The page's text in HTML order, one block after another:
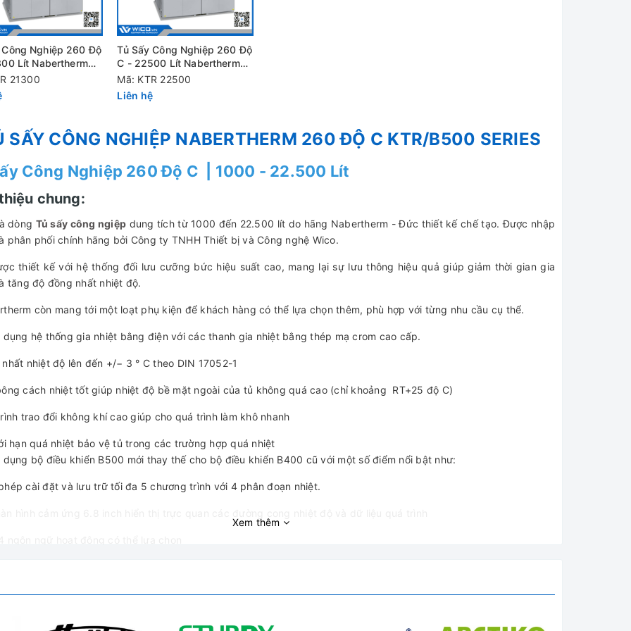
Công Nghiệp 260 Độ
Lít Nabertherm
/B500
21300
Tủ Sấy Công Nghiệp 260 Độ
C - 22500 Lít Nabertherm
KTR 22500/B500
Mã: KTR 22500
Liên hệ
SẤY CÔNG NGHIỆP NABERTHERM 260 ĐỘ C KTR/B500 SERIES
Công Nghiệp 260 Độ C | 1000 - 22.500 Lít
chung:
dòng Tủ sấy công ngiệp dung tích từ 1000 đến 22.500 lít do hãng Nabertherm - Đức thiết kế chế tạo. Được nhập
phân phối chính hãng bởi Công ty TNHH Thiết bị và Công nghệ Wico.
thiết kế với hệ thống đối lưu cưỡng bức hiệu suất cao, mang lại sự lưu thông hiệu quả giúp giảm thời gian gia
tăng độ đồng nhất nhiệt độ.
còn mang tới một loạt phụ kiện để khách hàng có thể lựa chọn thêm, phù hợp với từng nhu cầu cụ thể.
dụng hệ thống gia nhiệt bằng điện với các thanh gia nhiệt bằng thép mạ crom cao cấp.
nhiệt độ lên đến +/− 3 ° C theo DIN 17052-1
cách nhiệt tốt giúp nhiệt độ bề mặt ngoài của tủ không quá cao (chỉ khoảng RT+25 độ C)
trao đổi không khí cao giúp cho quá trình làm khô nhanh
hạn quá nhiệt bảo vệ tủ trong các trường hợp quá nhiệt
dụng bộ điều khiển B500 mới thay thế cho bộ điều khiển B400 cũ với một số điểm nổi bật như:
cài đặt và lưu trữ tối đa 5 chương trình với 4 phân đoạn nhiệt.
kết nối với ứng dụng MyNabertherm thông qua Wifi. Giúp người dùng dễ dàng giám sát nhiệt độ, tiến trình nung
có thể theo dõi.
Xem thêm